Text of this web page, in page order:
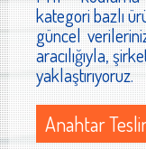
kategori bazlı
güncel
aracılığıyla,
yaklaştırıyoruz.
Anahtar